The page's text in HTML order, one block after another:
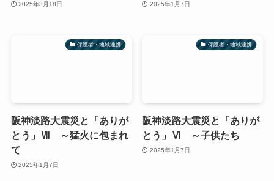
2025年3月18日 2025年1月7日
保護者・地域連携
阪神淡路大震災と「ありが
とう」Ⅶ ～猛火に包まれ
て
2025年1月7日
保護者・地域連携
阪神淡路大震災と「ありが
とう」Ⅵ ～子供たち
2025年1月7日